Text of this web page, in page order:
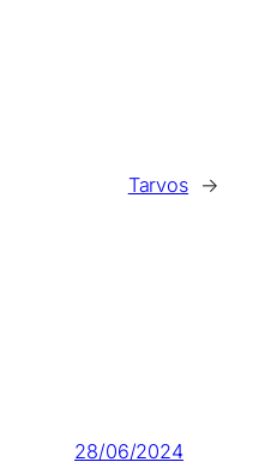
Tarvos →
28/06/2024